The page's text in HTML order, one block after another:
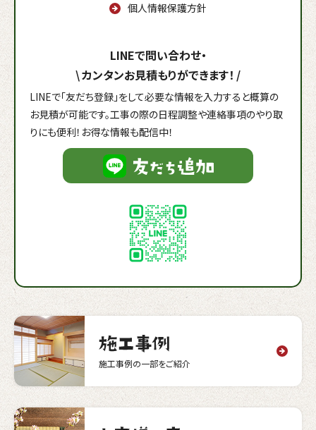
個人情報保護方針
\
LINEで問い合わせ・
カンタンお見積もりができます！ /
LINEで「友だち登録」をして必要な情報を入力すると概算の
お見積が可能です。工事の際の日程調整や連絡事項のやり取
りにも便利！お得な情報も配信中！
施工事例の一部をご紹介